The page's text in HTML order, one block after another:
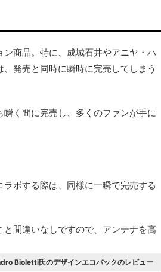
商品。特に、成城石井やアニヤ・ハ
発売と同時に瞬時に完売してしまう
く間に完売し、多くのファンが手に
ボする際は、同様に一瞬で完売する
間違いなしですので、アンテナを高
Bioletti氏のデザインエコバックのレビュー